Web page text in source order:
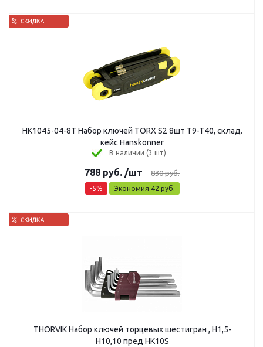
HK1045-04-8T Набор ключей TORX S2 8шт T9-T40, склад.
кейс Hanskonner
В наличии (3 шт)
788 руб. /шт 830руб.
-5% Экономия 42 руб.
THORVIK Набор ключей торцевых шестигран , Н1,5-
Н10,10 пред HK10S